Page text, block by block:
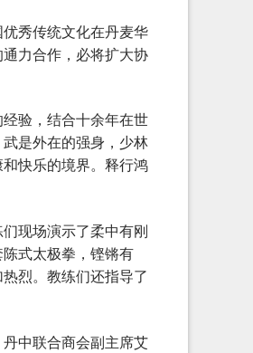
秀传统文化在丹麦华
力合作，必将扩大协
验，结合十余年在世
是外在的强身，少林
快乐的境界。释行鸿
现场演示了柔中有刚
式太极拳，铿锵有
烈。教练们还指导了
中联合商会副主席艾